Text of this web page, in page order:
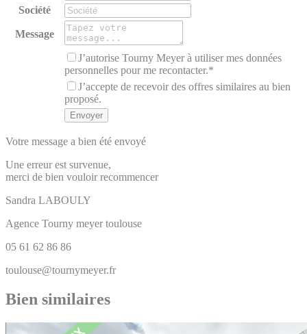
Société
Message
J’autorise Tourny Meyer à utiliser mes données
personnelles pour me recontacter.*
J’accepte de recevoir des offres similaires au bien
proposé.
Votre message a bien été envoyé
Une erreur est survenue,
merci de bien vouloir recommencer
Sandra LABOULY
Agence Tourny meyer toulouse
05 61 62 86 86
toulouse@tournymeyer.fr
Bien similaires